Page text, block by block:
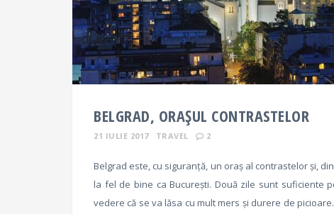
BELGRAD, ORAȘUL CONTRASTELOR
21 IULIE 2017 TRAVEL 2
Belgrad este, cu siguranță, un oraș al contrastelor și,
la fel de bine ca București. Două zile sunt suficiente
vedere că se va lăsa cu mult mers și durere de